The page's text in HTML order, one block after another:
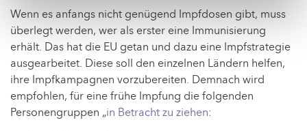
Wenn es anfangs nicht genügend Impfdosen gibt, muss
überlegt werden, wer als erster eine Immunisierung
erhält. Das hat die EU getan und dazu eine Impfstrategie
ausgearbeitet. Diese soll den einzelnen Ländern helfen,
ihre Impfkampagnen vorzubereiten. Demnach wird
empfohlen, für eine frühe Impfung die folgenden
Personengruppen „in Betracht zu ziehen: